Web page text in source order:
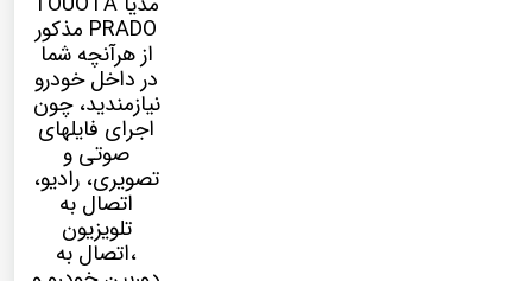
PRADO مذکور
از هرآنچه شما
در داخل خودرو
نیازمندید، چون
اجرای فایلهای
صوتی و
تصویری، رادیو،
اتصال به
تلویزیون
،اتصال به